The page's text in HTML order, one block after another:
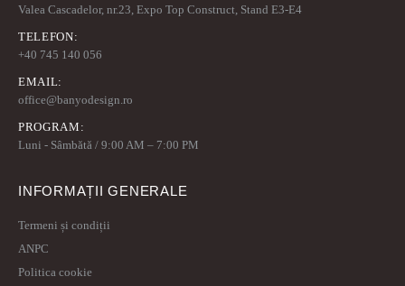
Valea Cascadelor, nr.23, Expo Top Construct, Stand E3-E4
TELEFON:
+40 745 140 056
EMAIL:
office@banyodesign.ro
PROGRAM:
Luni - Sâmbătă / 9:00 AM – 7:00 PM
INFORMAȚII GENERALE
Termeni și condiții
ANPC
Politica cookie